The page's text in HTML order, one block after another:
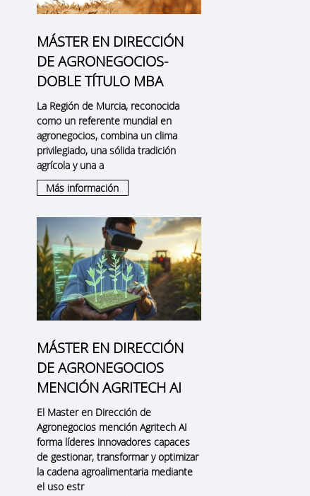
MÁSTER EN DIRECCIÓN
DE AGRONEGOCIOS-
DOBLE TÍTULO MBA
La Región de Murcia, reconocida
como un referente mundial en
agronegocios, combina un clima
privilegiado, una sólida tradición
agrícola y una a
Más información
MÁSTER EN DIRECCIÓN
DE AGRONEGOCIOS
MENCIÓN AGRITECH AI
El Master en Dirección de
Agronegocios mención Agritech AI
forma líderes innovadores capaces
de gestionar, transformar y optimizar
la cadena agroalimentaria mediante
el uso estr